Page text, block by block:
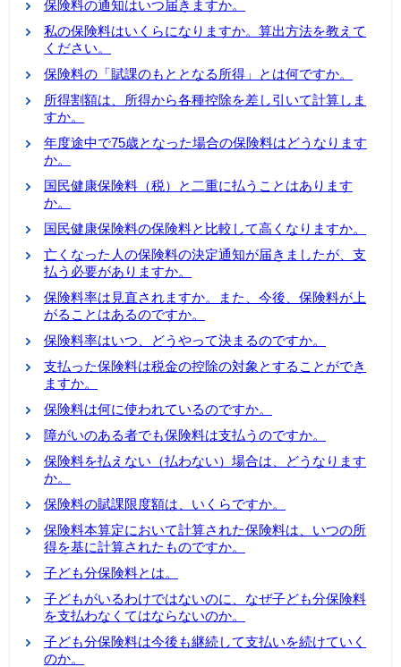
保険料の通知はいつ届きますか。
私の保険料はいくらになりますか。算出方法を教えて
ください。
保険料の「賦課のもととなる所得」とは何ですか。
所得割額は、所得から各種控除を差し引いて計算しま
すか。
年度途中で75歳となった場合の保険料はどうなります
か。
国民健康保険料（税）と二重に払うことはあります
か。
国民健康保険料の保険料と比較して高くなりますか。
亡くなった人の保険料の決定通知が届きましたが、支
払う必要がありますか。
保険料率は見直されますか。また、今後、保険料が上
がることはあるのですか。
保険料率はいつ、どうやって決まるのですか。
支払った保険料は税金の控除の対象とすることができ
ますか。
保険料は何に使われているのですか。
障がいのある者でも保険料は支払うのですか。
保険料を払えない（払わない）場合は、どうなります
か。
保険料の賦課限度額は、いくらですか。
保険料本算定において計算された保険料は、いつの所
得を基に計算されたものですか。
子ども分保険料とは。
子どもがいるわけではないのに、なぜ子ども分保険料
を支払わなくてはならないのか。
子ども分保険料は今後も継続して支払いを続けていく
のか。